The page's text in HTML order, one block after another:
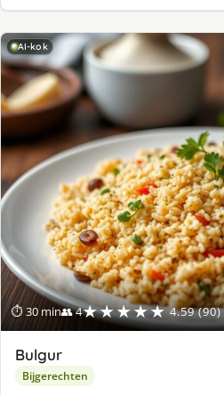
AI-kok
⏱ 30 min👥 4★★★★★ 4.59 (90)
Bulgur
Bijgerechten